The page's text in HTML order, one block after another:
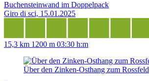
Buchensteinwand im Doppelpack
Giro di sci, 15.01.2025
15,3 km 1200 m 03:30 h:m
Über den Zinken-Osthang zum Rossfeld